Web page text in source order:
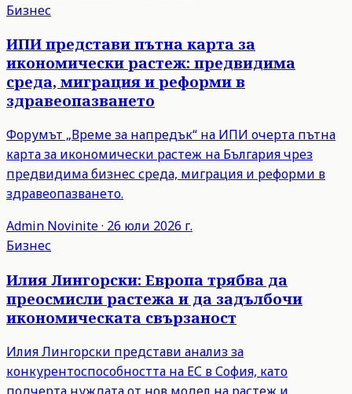
Бизнес
ИПИ представи пътна карта за
икономически растеж: предвидима
среда, миграция и реформи в
здравеопазването
Форумът „Време за напредък“ на ИПИ очерта пътна
карта за икономически растеж на България чрез
предвидима бизнес среда, миграция и реформи в
здравеопазването.
Admin Novinite· 26 юли 2026 г.
Бизнес
Илия Лингорски: Европа трябва да
преосмисли растежа и да задълбочи
икономическата свързаност
Илия Лингорски представи анализ за
конкурентоспособността на ЕС в София, като
подчерта нуждата от нов модел на растеж и